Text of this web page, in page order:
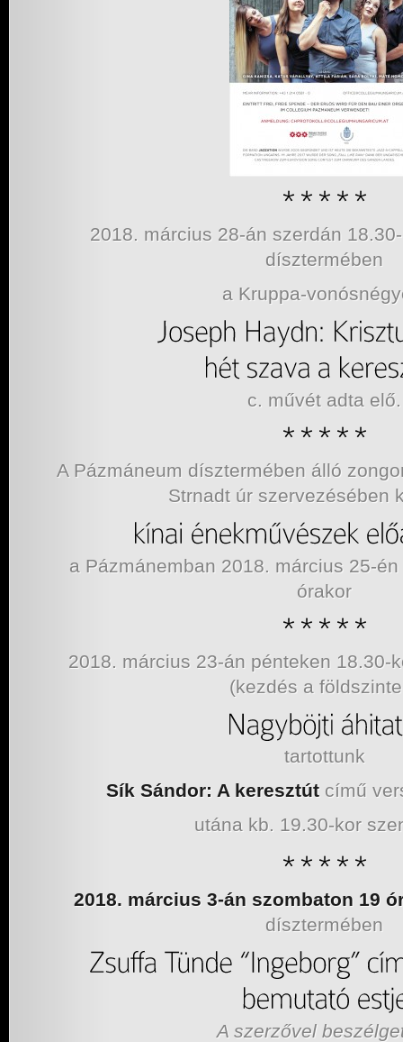
2018. március 28-án szerdán
dísztermében
a Kruppa-
c. művét adta elő.
A Pázmáneum dísztermében álló
Strnadt úr szervezésében
a Pázmánemban 2018. március 25-
órakor
2018. március 23-án pénteken 18.30-
(kezdés a
tartottunk
Sík Sándor: A keresztútcímű
utána kb. 19.30-kor
2018. március 3-án szombaton 19
dísztermében
A szerzővel